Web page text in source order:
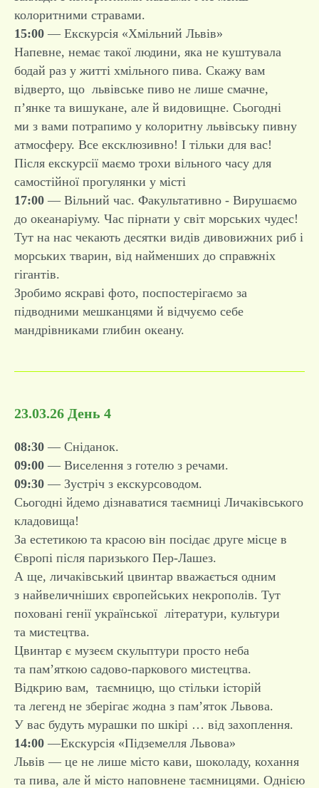
колоритними стравами.
15:00 — Екскурсія «Хмільний Львів»
Напевне, немає такої людини, яка не куштувала
бодай раз у житті хмільного пива. Скажу вам
відверто, що львівське пиво не лише смачне,
п’янке та вишукане, але й видовищне. Сьогодні
ми з вами потрапимо у колоритну львівську пивну
атмосферу. Все ексклюзивно! І тільки для вас!
Після екскурсії маємо трохи вільного часу для
самостійної прогулянки у місті
17:00 — Вільний час. Факультативно - Вирушаємо
до океанаріуму. Час пірнати у світ морських чудес!
Тут на нас чекають десятки видів дивовижних риб і
морських тварин, від найменших до справжніх
гігантів.
Зробимо яскраві фото, поспостерігаємо за
підводними мешканцями й відчуємо себе
мандрівниками глибин океану.
23.03.26 День 4
08:30 — Сніданок.
09:00 — Виселення з готелю з речами.
09:30 — Зустріч з екскурсоводом.
Сьогодні йдемо дізнаватися таємниці Личаківського
кладовища!
За естетикою та красою він посідає друге місце в
Європі після паризького Пер-Лашез.
А ще, личаківський цвинтар вважається одним
з найвеличніших європейських некрополів. Тут
поховані генії української літератури, культури
та мистецтва.
Цвинтар є музеєм скульптури просто неба
та пам’яткою садово-паркового мистецтва.
Відкрию вам, таємницю, що стільки історій
та легенд не зберігає жодна з пам’яток Львова.
У вас будуть мурашки по шкірі … від захоплення.
14:00 —Екскурсія «Підземелля Львова»
Львів — це не лише місто кави, шоколаду, кохання
та пива, але й місто наповнене таємницями. Однією